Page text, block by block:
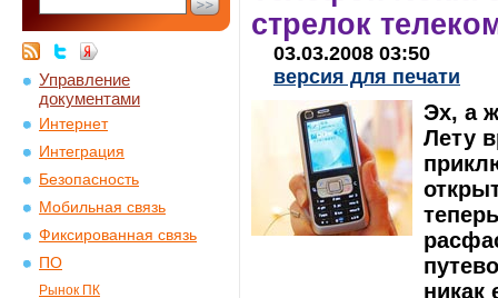
Управление
документами
Интернет
Интеграция
Безопасность
Мобильная связь
Фиксированная связь
ПО
Рынок ПК
стрелок
03.03.2008 03:50
версия для печати
Эх, а
Лету
никак